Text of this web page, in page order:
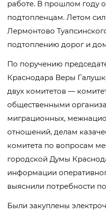
работе. В прошлом году
подтопленцам. Летом
Лермонтово
подтоплению дорог и
По поручению
Краснодара Веры
двух комитетов —
общественными
миграционных,
отношений, делам
комитета по вопросам
городской Думы
информации
выяснили потребности
Были закуплены